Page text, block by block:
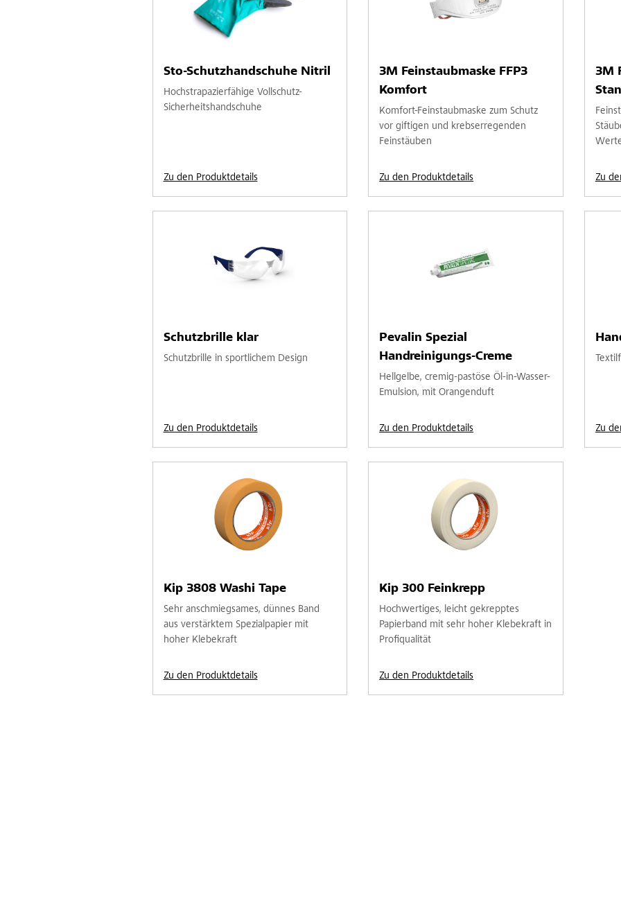
Sto-Schutzhandschuhe Nitril
Hochstrapazierfähige Vollschutz-
Sicherheitshandschuhe
Zu den Produktdetails
3M Feinstaubmaske FFP3
Komfort
Komfort-Feinstaubmaske zum Schutz
vor giftigen und krebserregenden
Feinstäuben
Zu den Produktdetails
3M
Zu
Schutzbrille klar
Schutzbrille in sportlichem Design
Zu den Produktdetails
Pevalin Spezial
Handreinigungs-Creme
Hellgelbe, cremig-pastöse Öl-in-Wasser-
Emulsion, mit Orangenduft
Zu den Produktdetails Zu
Kip 3808 Washi Tape
Sehr anschmiegsames, dünnes Band
aus verstärktem Spezialpapier mit
hoher Klebekraft
Zu den Produktdetails
Kip 300 Feinkrepp
Hochwertiges, leicht gekrepptes
Papierband mit sehr hoher Klebekraft in
Profiqualität
Zu den Produktdetails